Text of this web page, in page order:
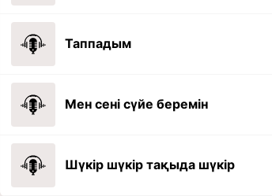
Таппадым
Мен сені сүйе беремін
Шүкір шүкір тақыда шүкір